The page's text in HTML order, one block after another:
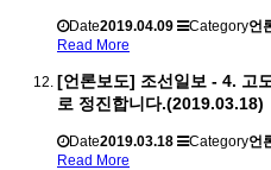
Date2019.04.09 Category언
Read More
[언론보도] 조선일보 - 4. 고
로 정진합니다.(2019.03.18)
Date2019.03.18 Category언
Read More